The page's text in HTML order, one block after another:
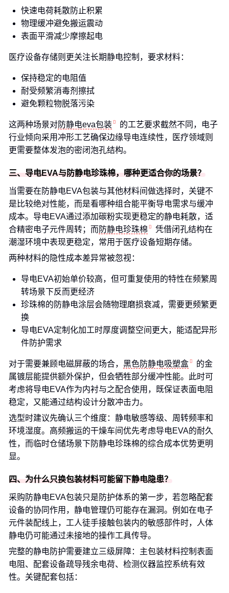
快速电荷耗散防止积累
物理缓冲避免搬运震动
表面平滑减少摩擦起电
医疗设备存储则更关注长期静电控制，要求材料：
保持稳定的电阻值
耐受频繁消毒剂擦拭
避免颗粒物脱落污染
这两种场景对防静电eva包装
的工艺要求截然不同，电子
行业倾向采用冲形工艺确保边缘导电连续性，医疗领域则
更需要整体发泡的密闭泡孔结构。
三、导电EVA与防静电珍珠棉，哪种更适合你的场景？
当需要在防静电EVA包装与其他材料间做选择时，关键不
是比较绝对性能，而是看哪种组合能平衡导电需求与缓冲
成本。导电EVA通过添加碳粉实现更稳定的静电耗散，适
合精密电子元件周转；而 防静电珍珠棉
凭借闭孔结构在
潮湿环境中表现更稳定，常用于医疗设备短期存储。
两种材料的隐性成本差异常被忽视：
导电EVA初始单价较高，但可重复使用的特性在频繁周
转场景下反而更经济
珍珠棉的防静电涂层会随物理磨损衰减，需要更频繁更
换
导电EVA定制化加工时厚度调整空间更大，能适配异形
件防护需求
对于需要兼顾电磁屏蔽的场合， 黑色防静电吸塑盒
的金
属镀层能提供额外保护，但会牺牲部分缓冲性能。此时可
考虑将导电EVA作为内衬与之配合使用，既保证表面电阻
稳定，又能通过结构设计分散冲击力。
选型时建议先确认三个维度：静电敏感等级、周转频率和
环境湿度。高频搬运的干燥车间优先考虑导电EVA的耐久
性，而临时仓储场景下防静电珍珠棉的综合成本优势更明
显。
四、为什么只换包装材料可能留下静电隐患？
采购防静电EVA包装只是防护体系的第一步，若忽略配套
设备的协同作用，静电管理仍可能存在漏洞。例如在电子
元件装配线上，工人徒手接触包装内的敏感部件时，人体
静电仍可能通过未接地的操作工具传导。
完整的静电防护需要建立三级屏障：主包装材料控制表面
电阻、配套设备疏导残余电荷、检测仪器监控系统有效
性。关键配套包括：